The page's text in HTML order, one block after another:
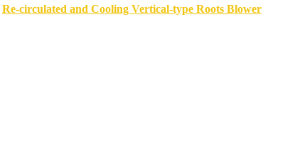
Re-circulated and Cooling Vertical-type Roots Blower